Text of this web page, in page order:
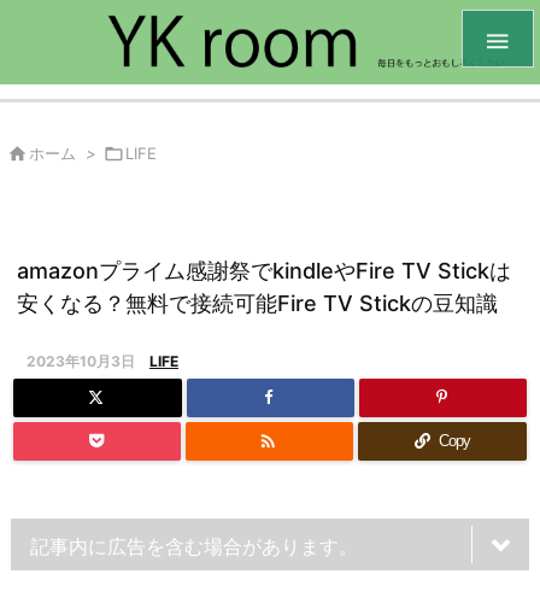

 ホーム > LIFE
amazonプライム感謝祭でkindleやFire TV Stickは
安くなる？無料で接続可能Fire TV Stickの豆知識
2023年10月3日 LIFE
 Copy
記事内に広告を含む場合があります。